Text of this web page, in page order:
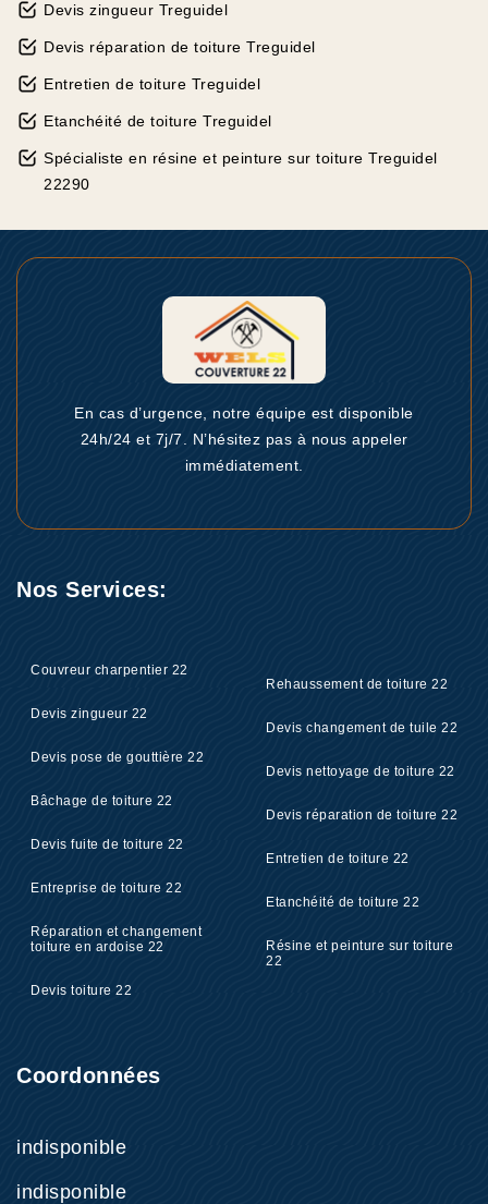
Devis zingueur Treguidel
Devis réparation de toiture Treguidel
Entretien de toiture Treguidel
Etanchéité de toiture Treguidel
Spécialiste en résine et peinture sur toiture Treguidel
22290
En cas d’urgence, notre équipe est disponible
24h/24 et 7j/7. N’hésitez pas à nous appeler
immédiatement.
Nos Services:
Couvreur charpentier 22
Devis zingueur 22
Devis pose de gouttière 22
Bâchage de toiture 22
Devis fuite de toiture 22
Entreprise de toiture 22
Réparation et changement
toiture en ardoise 22
Devis toiture 22
Rehaussement de toiture 22
Devis changement de tuile 22
Devis nettoyage de toiture 22
Devis réparation de toiture 22
Entretien de toiture 22
Etanchéité de toiture 22
Résine et peinture sur toiture
22
Coordonnées
indisponible
indisponible